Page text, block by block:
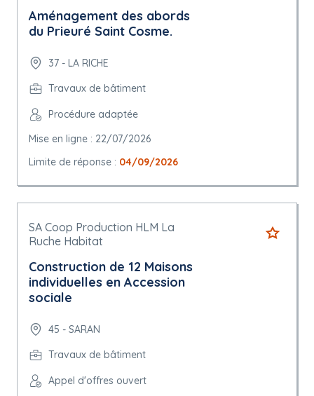
Aménagement des abords
du Prieuré Saint Cosme.
37 - LA RICHE
Travaux de bâtiment
Procédure adaptée
Mise en ligne : 22/07/2026
Limite de réponse : 04/09/2026
SA Coop Production HLM La
Ruche Habitat
Construction de 12 Maisons
individuelles en Accession
sociale
45 - SARAN
Travaux de bâtiment
Appel d'offres ouvert